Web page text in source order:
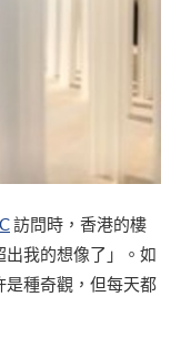
訪問時，香港的樓
我的想像了」。如
是種奇觀，但每天都